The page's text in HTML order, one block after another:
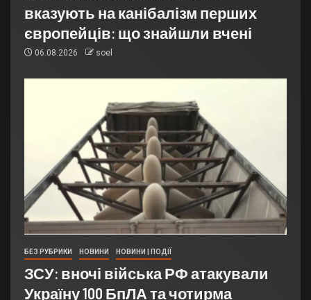
вказують на канібалізм перших
європейців: що знайшли вчені
06.08.2026 soel
БЕЗ РУБРИКИ НОВИНИ НОВИНИ | ПОДІЇ
ЗСУ: вночі війська РФ атакували
Україну 100 БпЛА та чотирма